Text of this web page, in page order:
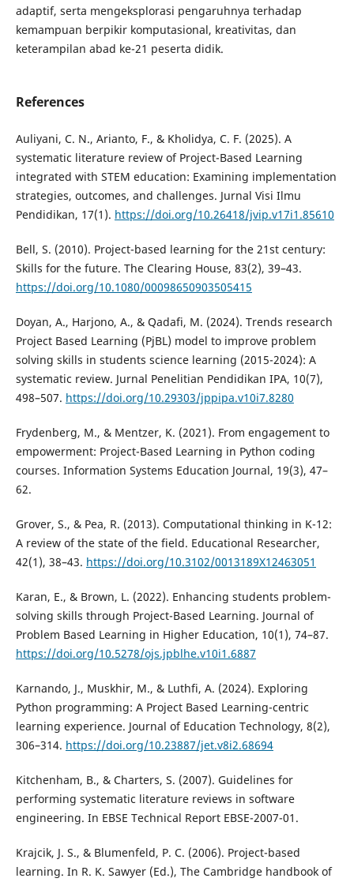
adaptif, serta mengeksplorasi pengaruhnya terhadap
kemampuan berpikir komputasional, kreativitas, dan
keterampilan abad ke-21 peserta didik.
References
Auliyani, C. N., Arianto, F., & Kholidya, C. F. (2025). A
systematic literature review of Project-Based Learning
integrated with STEM education: Examining implementation
strategies, outcomes, and challenges. Jurnal Visi Ilmu
Pendidikan, 17(1). https://doi.org/10.26418/jvip.v17i1.85610
Bell, S. (2010). Project-based learning for the 21st century:
Skills for the future. The Clearing House, 83(2), 39–43.
https://doi.org/10.1080/00098650903505415
Doyan, A., Harjono, A., & Qadafi, M. (2024). Trends research
Project Based Learning (PjBL) model to improve problem
solving skills in students science learning (2015-2024): A
systematic review. Jurnal Penelitian Pendidikan IPA, 10(7),
498–507. https://doi.org/10.29303/jppipa.v10i7.8280
Frydenberg, M., & Mentzer, K. (2021). From engagement to
empowerment: Project-Based Learning in Python coding
courses. Information Systems Education Journal, 19(3), 47–
62.
Grover, S., & Pea, R. (2013). Computational thinking in K-12:
A review of the state of the field. Educational Researcher,
42(1), 38–43. https://doi.org/10.3102/0013189X12463051
Karan, E., & Brown, L. (2022). Enhancing students problem-
solving skills through Project-Based Learning. Journal of
Problem Based Learning in Higher Education, 10(1), 74–87.
https://doi.org/10.5278/ojs.jpblhe.v10i1.6887
Karnando, J., Muskhir, M., & Luthfi, A. (2024). Exploring
Python programming: A Project Based Learning-centric
learning experience. Journal of Education Technology, 8(2),
306–314. https://doi.org/10.23887/jet.v8i2.68694
Kitchenham, B., & Charters, S. (2007). Guidelines for
performing systematic literature reviews in software
engineering. In EBSE Technical Report EBSE-2007-01.
Krajcik, J. S., & Blumenfeld, P. C. (2006). Project-based
learning. In R. K. Sawyer (Ed.), The Cambridge handbook of